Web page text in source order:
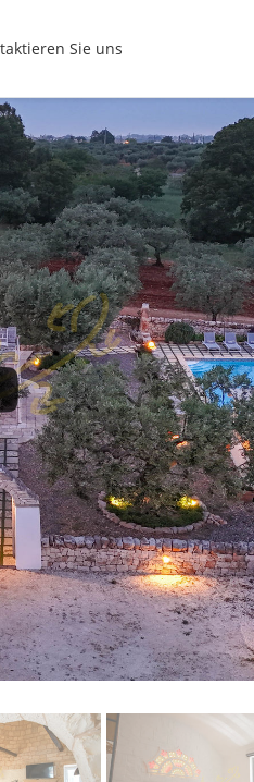
Sie uns